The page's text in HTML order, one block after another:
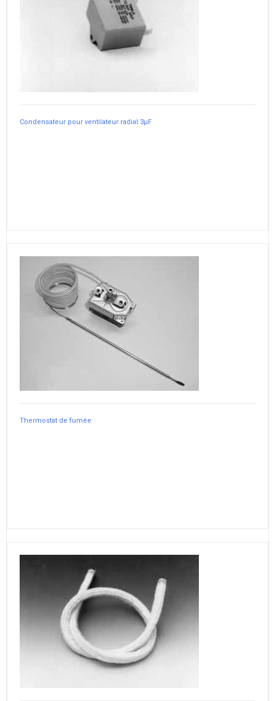
Condensateur pour ventilateur radial 3µF
Thermostat de fumée